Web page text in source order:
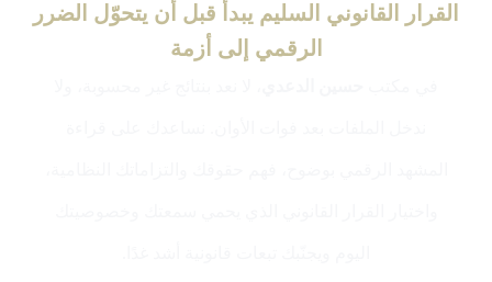
القرار القانوني السليم يبدأ قبل أن يتحوّل الضرر
الرقمي إلى أزمة